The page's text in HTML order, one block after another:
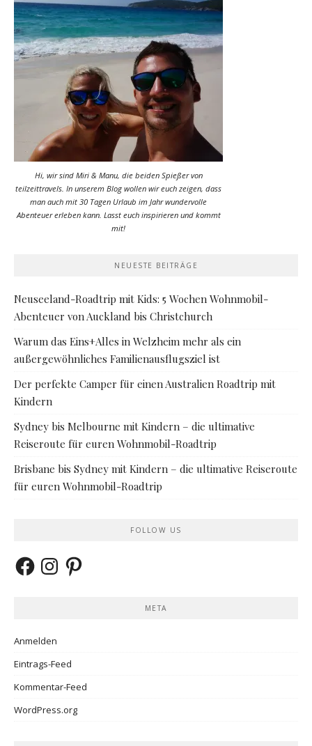
Hi, wir sind Miri & Manu, die beiden Spießer von
teilzeittravels. In unserem Blog wollen wir euch zeigen, dass
man auch mit 30 Tagen Urlaub im Jahr wundervolle
Abenteuer erleben kann. Lasst euch inspirieren und kommt
mit!
NEUESTE BEITRÄGE
Neuseeland-Roadtrip mit Kids: 5 Wochen Wohnmobil-
Abenteuer von Auckland bis Christchurch
Warum das Eins+Alles in Welzheim mehr als ein
außergewöhnliches Familienausflugsziel ist
Der perfekte Camper für einen Australien Roadtrip mit
Kindern
Sydney bis Melbourne mit Kindern – die ultimative
Reiseroute für euren Wohnmobil-Roadtrip
Brisbane bis Sydney mit Kindern – die ultimative Reiseroute
für euren Wohnmobil-Roadtrip
FOLLOW US
FacebookInstagramPinterest
META
Anmelden
Eintrags-Feed
Kommentar-Feed
WordPress.org